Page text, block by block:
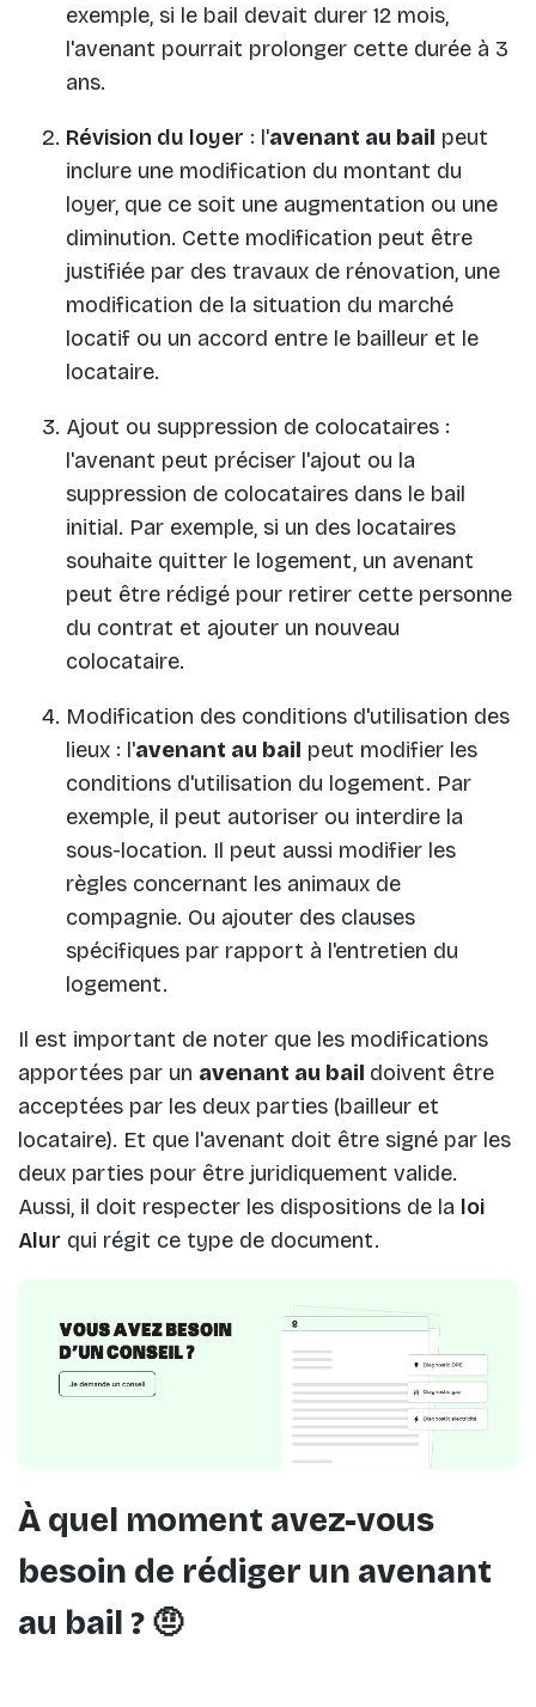
exemple, si le bail devait durer 12 mois,
l'avenant pourrait prolonger cette durée à 3
ans.
Révision du loyer : l'avenant au bail peut
inclure une modification du montant du
loyer, que ce soit une augmentation ou une
diminution. Cette modification peut être
justifiée par des travaux de rénovation, une
modification de la situation du marché
locatif ou un accord entre le bailleur et le
locataire.
Ajout ou suppression de colocataires :
l'avenant peut préciser l'ajout ou la
suppression de colocataires dans le bail
initial. Par exemple, si un des locataires
souhaite quitter le logement, un avenant
peut être rédigé pour retirer cette personne
du contrat et ajouter un nouveau
colocataire.
Modification des conditions d'utilisation des
lieux : l'avenant au bail peut modifier les
conditions d'utilisation du logement. Par
exemple, il peut autoriser ou interdire la
sous-location. Il peut aussi modifier les
règles concernant les animaux de
compagnie. Ou ajouter des clauses
spécifiques par rapport à l'entretien du
logement.
Il est important de noter que les modifications
apportées par un avenant au bail doivent être
acceptées par les deux parties (bailleur et
locataire). Et que l'avenant doit être signé par les
deux parties pour être juridiquement valide.
Aussi, il doit respecter les dispositions de la loi
Alur qui régit ce type de document.
À quel moment avez-vous
besoin de rédiger un avenant
au bail ? 🤨